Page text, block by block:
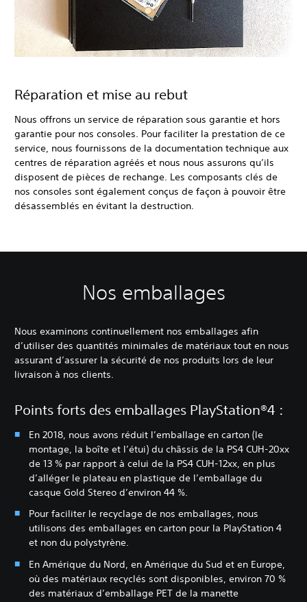
Réparation et mise au rebut
Nous offrons un service de réparation sous garantie et hors
garantie pour nos consoles. Pour faciliter la prestation de ce
service, nous fournissons de la documentation technique aux
centres de réparation agréés et nous nous assurons qu’ils
disposent de pièces de rechange. Les composants clés de
nos consoles sont également conçus de façon à pouvoir être
désassemblés en évitant la destruction.
Nos emballages
Nous examinons continuellement nos emballages afin
d’utiliser des quantités minimales de matériaux tout en nous
assurant d’assurer la sécurité de nos produits lors de leur
livraison à nos clients.
Points forts des emballages PlayStation®4 :
En 2018, nous avons réduit l’emballage en carton (le
montage, la boîte et l’étui) du châssis de la PS4 CUH-20xx
de 13 % par rapport à celui de la PS4 CUH-12xx, en plus
d’alléger le plateau en plastique de l’emballage du
casque Gold Stereo d’environ 44 %.
Pour faciliter le recyclage de nos emballages, nous
utilisons des emballages en carton pour la PlayStation 4
et non du polystyrène.
En Amérique du Nord, en Amérique du Sud et en Europe,
où des matériaux recyclés sont disponibles, environ 70 %
des matériaux d’emballage PET de la manette